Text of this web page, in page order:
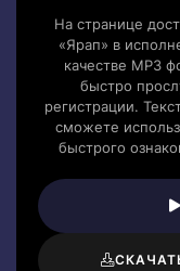
На странице
«Ярап» в
качестве MP3
быстро
регистрации.
сможете
быстрого